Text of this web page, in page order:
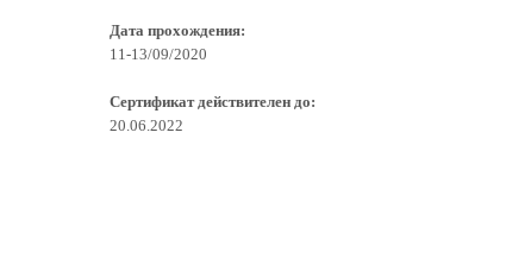
Дата прохождения:
11-13/09/2020
Сертификат действителен до:
20.06.2022